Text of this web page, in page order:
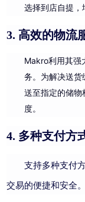
选择到店自提，
3. 高效的物流
Makro利用其强
务。为解决送货
送至指定的储物
度。
4. 多种支付方
支持多种支付
交易的便捷和安全。